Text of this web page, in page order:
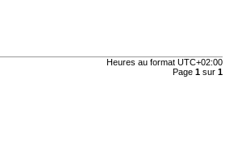
Heures au format UTC+02:00
Page 1sur 1